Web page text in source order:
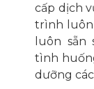
cấp dịch
trình
luôn
tình
dưỡng